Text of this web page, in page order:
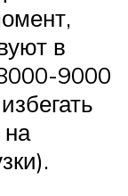
в
9000